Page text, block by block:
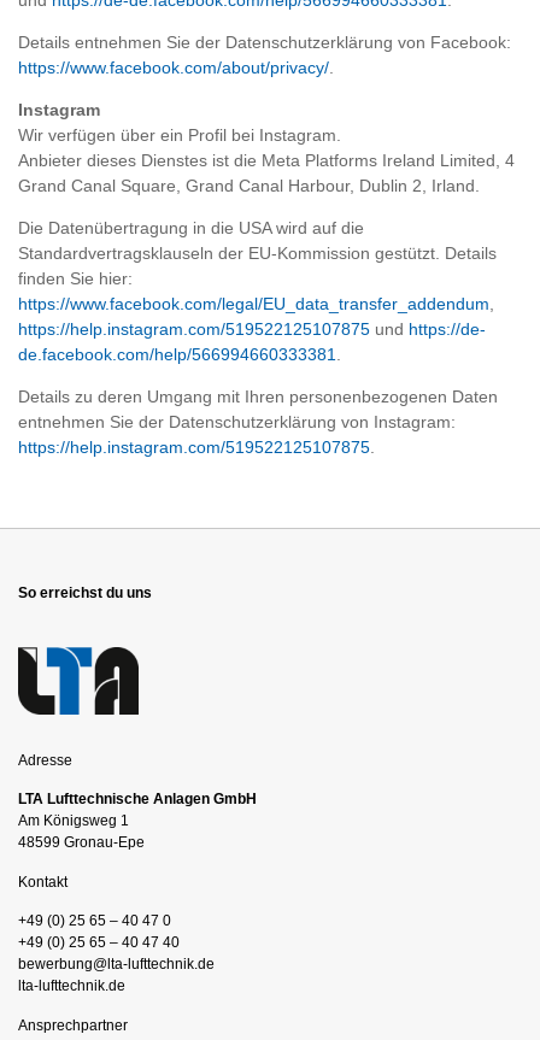
Details entnehmen Sie der Datenschutzerklärung von Facebook:
https://www.facebook.com/about/privacy/
Instagram
Wir verfügen über ein Profil bei Instagram.
Anbieter dieses Dienstes ist die Meta Platforms Ireland Limited, 4
Grand Canal Square, Grand Canal Harbour, Dublin 2, Irland.
Die Datenübertragung in die USA wird auf die
Standardvertragsklauseln der EU-Kommission gestützt. Details
finden Sie hier:
https://www.facebook.com/legal/EU_data_transfer_addendum
https://help.instagram.com/519522125107875 und https://de-
de.facebook.com/help/566994660333381
Details zu deren Umgang mit Ihren personenbezogenen Daten
entnehmen Sie der Datenschutzerklärung von Instagram:
https://help.instagram.com/519522125107875
So erreichst du uns
Adresse
LTA Lufttechnische Anlagen GmbH
Am Königsweg 1
48599 Gronau-Epe
Kontakt
+49 (0) 25 65 – 40 47 0
+49 (0) 25 65 – 40 47 40
bewerbung@lta-lufttechnik.de
lta-lufttechnik.de
Ansprechpartner